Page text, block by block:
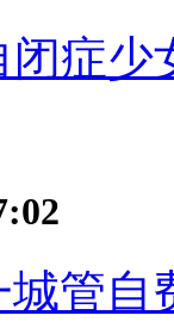
闭症
城管自